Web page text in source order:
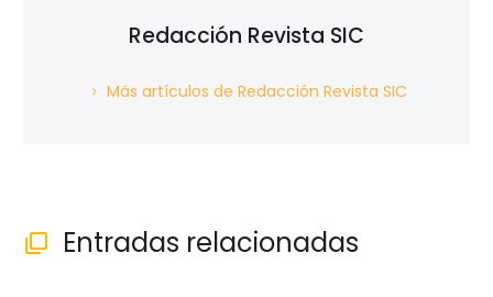
Redacción Revista SIC
Más artículos de Redacción Revista SIC
 Entradas relacionadas